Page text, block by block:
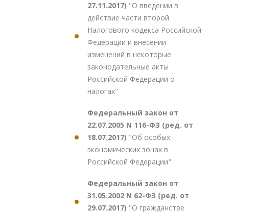
27.11.2017) "О введении в
действие части второй
Налогового кодекса Российской
Федерации и внесении
изменений в некоторые
законодательные акты
Российской Федерации о
налогах"
Федеральный закон от
22.07.2005 N 116-ФЗ (ред. от
18.07.2017) "Об особых
экономических зонах в
Российской Федерации"
Федеральный закон от
31.05.2002 N 62-ФЗ (ред. от
29.07.2017) "О гражданстве